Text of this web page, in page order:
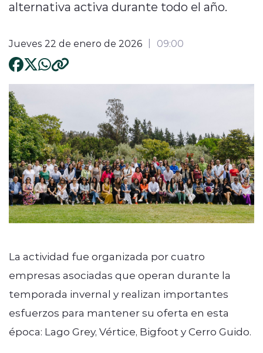
alternativa activa durante todo el año.
Jueves 22 de enero de 2026 09:00
La actividad fue organizada por cuatro
empresas asociadas que operan durante la
temporada invernal y realizan importantes
esfuerzos para mantener su oferta en esta
época: Lago Grey, Vértice, Bigfoot y Cerro Guido.